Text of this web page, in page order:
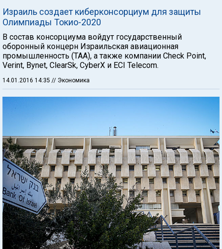
Израиль создает киберконсорциум для защиты
Олимпиады Токио-2020
В состав консорциума войдут государственный
оборонный концерн Израильская авиационная
промышленность (ТАА), а также компании Check Point,
Verint, Bynet, ClearSk, CyberX и ECI Telecom.
14.01.2016 14:35 // Экономика